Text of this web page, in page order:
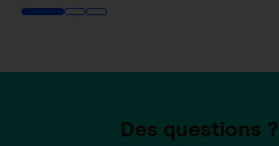
Des questions ?